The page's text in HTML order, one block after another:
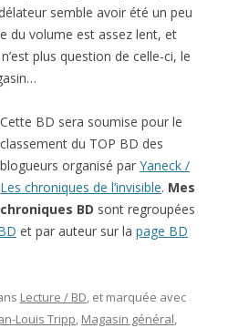
semble avoir été un peu
du volume est assez lent, et
plus question de celle-ci, le
Cette BD sera soumise pour le
classement du TOP BD des
blogueurs organisé par Yaneck /
Les chroniques de l’invisible. Mes
chroniques BD sont regroupées
et par auteur sur la page BD
Lecture / BD, et marquée avec
Louis Tripp, Magasin général,